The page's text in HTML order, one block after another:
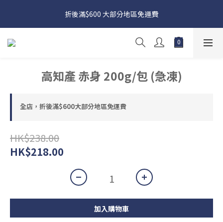
日本接近假期，貨源較不穩定；如想在 8 月 11 日至 8 月 15 日收
貨，請務必於 8 月 10 日前落單
折後滿$600 大部分地區免運費
日本接近假期，貨源較不穩定；如想在 8 月 11 日至 8 月 15 日收
貨，請務必於 8 月 10 日前落單
高知產 赤身 200g/包 (急凍)
全店，折後滿$600大部分地區免運費
HK$238.00
HK$218.00
加入購物車